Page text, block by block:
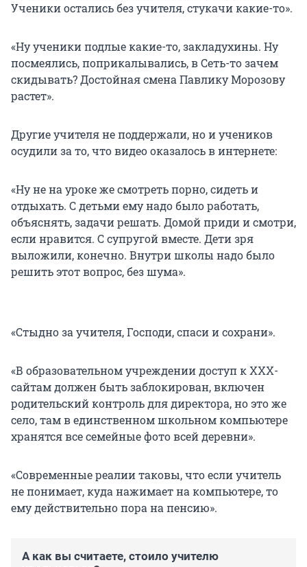
Ученики остались без учителя, стукачи какие-то».
«Ну ученики подлые какие-то, закладухины. Ну
посмеялись, поприкалывались, в Сеть-то зачем
скидывать? Достойная смена Павлику Морозову
растет».
Другие учителя не поддержали, но и учеников
осудили за то, что видео оказалось в интернете:
«Ну не на уроке же смотреть порно, сидеть и
отдыхать. С детьми ему надо было работать,
объяснять, задачи решать. Домой приди и смотри,
если нравится. С супругой вместе. Дети зря
выложили, конечно. Внутри школы надо было
решить этот вопрос, без шума».
«Стыдно за учителя, Господи, спаси и сохрани».
«В образовательном учреждении доступ к ХХХ-
сайтам должен быть заблокирован, включен
родительский контроль для директора, но это же
село, там в единственном школьном компьютере
хранятся все семейные фото всей деревни».
«Современные реалии таковы, что если учитель
не понимает, куда нажимает на компьютере, то
ему действительно пора на пенсию».
А как вы считаете, стоило учителю